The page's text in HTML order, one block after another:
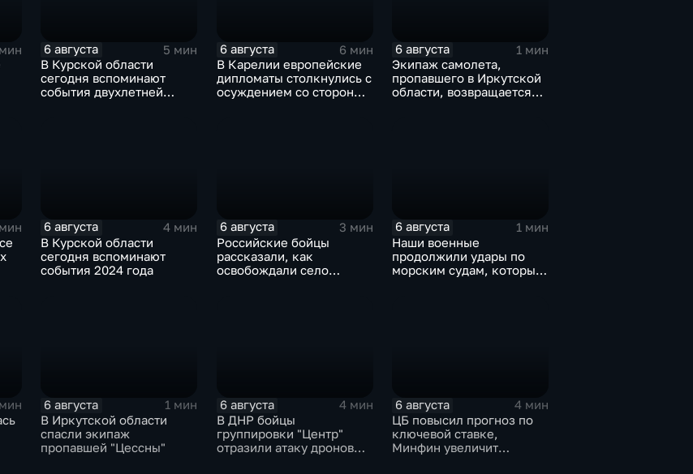
6 августа
5 мин
В Курской области
сегодня вспоминают
события двухлетней
6 августа
6 мин
В Карелии европейские
дипломаты столкнулись с
осуждением со стороны
6 августа
1 мин
Экипаж самолета,
пропавшего в Иркутской
области, возвращается
6 августа
4 мин
В Курской области
сегодня вспоминают
события 2024 года
6 августа
3 мин
Российские бойцы
рассказали, как
освобождали село
6 августа
1 мин
Наши военные
продолжили удары по
морским судам, которые
6 августа
1 мин
В Иркутской области
спасли экипаж
пропавшей "Цессны"
6 августа
4 мин
В ДНР бойцы
группировки "Центр"
отразили атаку дронов
6 августа
4 мин
ЦБ повысил прогноз по
ключевой ставке,
Минфин увеличит